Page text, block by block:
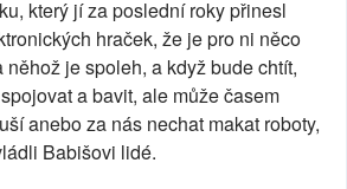
který jí za poslední roky přinesl
hraček, že je pro ni něco
něhož je spoleh, a když bude chtít,
a bavit, ale může časem
anebo za nás nechat makat roboty,
Babišovi lidé.